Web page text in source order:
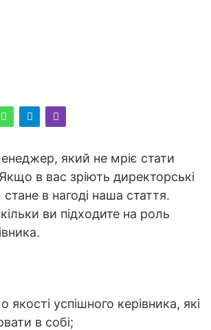
який не мріє стати
в вас зріють директорські
стане в нагоді наша стаття.
ви підходите на роль
якості успішного керівника, які
в собі;